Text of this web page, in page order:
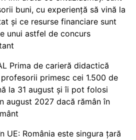
buni, cu experiență să vină la
și ce resurse financiare sunt
unui astfel de concurs
Prima de carieră didactică
primesc cei 1.500 de
la 31 august și îi pot folosi
august 2027 dacă rămân în
UE: România este singura țară